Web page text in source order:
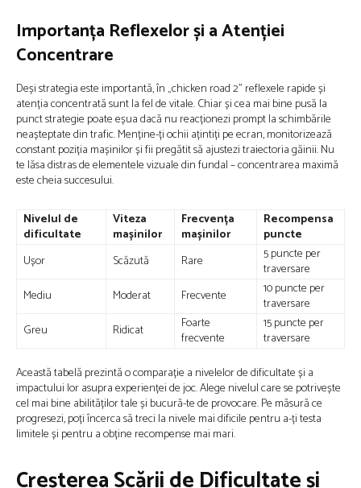
Importanța Reflexelor și a Atenției
Concentrare
Deși strategia este importantă, în „chicken road 2” reflexele rapide și
atenția concentrată sunt la fel de vitale. Chiar și cea mai bine pusă la
punct strategie poate eșua dacă nu reacționezi prompt la schimbările
neașteptate din trafic. Menține-ți ochii ațintiți pe ecran, monitorizează
constant poziția mașinilor și fii pregătit să ajustezi traiectoria găinii. Nu
te lăsa distras de elementele vizuale din fundal – concentrarea maximă
este cheia succesului.
Nivelul de
dificultate
Viteza
mașinilor
Frecvența
mașinilor
Recompensa
puncte
Ușor
Scăzută Rare
5 puncte per
traversare
Mediu
Moderat Frecvente
10 puncte per
traversare
Greu
Ridicat
Foarte
frecvente
15 puncte per
traversare
Această tabelă prezintă o comparație a nivelelor de dificultate și a
impactului lor asupra experienței de joc. Alege nivelul care se potrivește
cel mai bine abilităților tale și bucură-te de provocare. Pe măsură ce
progresezi, poți încerca să treci la nivele mai dificile pentru a-ți testa
limitele și pentru a obține recompense mai mari.